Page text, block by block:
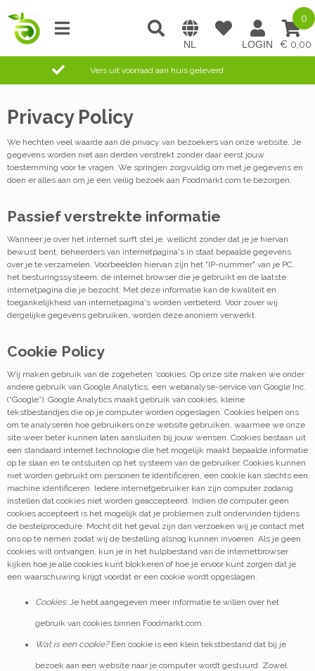
0,00
0
Vers uit voorraad aan huis geleverd
Privacy Policy
We hechten veel waarde aan de privacy van bezoekers van onze website. Je
gegevens worden niet aan derden verstrekt zonder daar eerst jouw
toestemming voor te vragen. We springen zorgvuldig om met je gegevens en
doen er alles aan om je een veilig bezoek aan Foodmarkt.com te bezorgen.
Passief verstrekte informatie
Wanneer je over het internet surft stel je, wellicht zonder dat je je hiervan
bewust bent, beheerders van internetpagina's in staat bepaalde gegevens
over je te verzamelen. Voorbeelden hiervan zijn het "IP-nummer" van je PC,
het besturingssysteem, de internet browser die je gebruikt en de laatste
internetpagina die je bezocht. Met deze informatie kan de kwaliteit en
toegankelijkheid van internetpagina's worden verbeterd. Voor zover wij
dergelijke gegevens gebruiken, worden deze anoniem verwerkt.
Cookie Policy
Wij maken gebruik van de zogeheten ‘cookies. Op onze site maken we onder
andere gebruik van Google Analytics, een webanalyse-service van Google Inc.
(“Google”). Google Analytics maakt gebruik van cookies, kleine
tekstbestandjes die op je computer worden opgeslagen. Cookies helpen ons
om te analyseren hoe gebruikers onze website gebruiken, waarmee we onze
site weer beter kunnen laten aansluiten bij jouw wensen. Cookies bestaan uit
een standaard internet technologie die het mogelijk maakt bepaalde informatie
op te slaan en te ontsluiten op het systeem van de gebruiker. Cookies kunnen
niet worden gebruikt om personen te identificeren, een cookie kan slechts een
machine identificeren. Iedere internetgebruiker kan zijn computer zodanig
instellen dat cookies niet worden geaccepteerd. Indien de computer geen
cookies accepteert is het mogelijk dat je problemen zult ondervinden tijdens
de bestelprocedure. Mocht dit het geval zijn dan verzoeken wij je contact met
ons op te nemen zodat wij de bestelling alsnog kunnen invoeren. Als je geen
cookies wilt ontvangen, kun je in het hulpbestand van de internetbrowser
kijken hoe je alle cookies kunt blokkeren of hoe je ervoor kunt zorgen dat je
een waarschuwing krijgt voordat er een cookie wordt opgeslagen.
Cookies:Je hebt aangegeven meer informatie te willen over het
gebruik van cookies binnen Foodmarkt.com.
Wat is een cookie?Een cookie is een klein tekstbestand dat bij je
bezoek aan een website naar je computer wordt gestuurd. Zowel